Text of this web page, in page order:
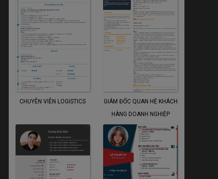
CHUYÊN VIÊN LOGISTICS
GIÁM ĐỐC QUAN HỆ KHÁCH
HÀNG DOANH NGHIỆP